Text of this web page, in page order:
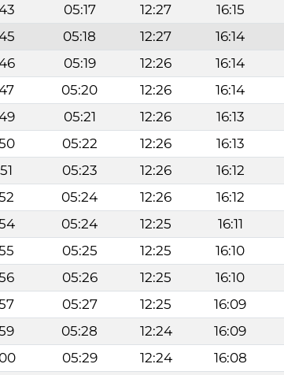
05:17 12:27 16:15
05:18 12:27 16:14
05:19 12:26 16:14
05:20 12:26 16:14
05:21 12:26 16:13
05:22 12:26 16:13
05:23 12:26 16:12
05:24 12:26 16:12
05:24 12:25 16:11
05:25 12:25 16:10
05:26 12:25 16:10
05:27 12:25 16:09
05:28 12:24 16:09
05:29 12:24 16:08